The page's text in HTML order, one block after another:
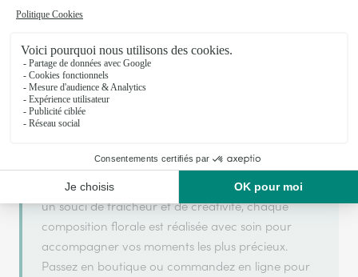
Votre fleuriste artisan à Caudry
Vert’tige s'appuie sur son partenariat avec
Interflora, réseau de transmission florale de
référence, pour vous garantir un service de qualité.
Vert’tige est un fleuriste artisan situé à Caudry. Avec
un souci de fraîcheur et de créativité, chaque
composition florale est réalisée avec soin pour
accompagner vos moments les plus précieux.
Passez en boutique ou commandez en ligne pour